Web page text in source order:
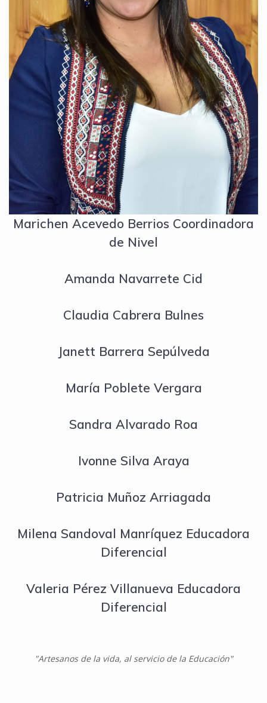
Marichen Acevedo Berrios Coordinadora
de Nivel
Amanda Navarrete Cid
Claudia Cabrera Bulnes
Janett Barrera Sepúlveda
María Poblete Vergara
Sandra Alvarado Roa
Ivonne Silva Araya
Patricia Muñoz Arriagada
Milena Sandoval Manríquez Educadora
Diferencial
Valeria Pérez Villanueva Educadora
Diferencial
"Artesanos de la vida, al servicio de la Educación"